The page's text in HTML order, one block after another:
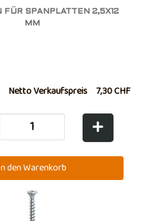
FÜR SPANPLATTEN 2,5X12
MM
Netto Verkaufspreis 7,30 CHF